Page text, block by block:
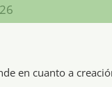
en cuanto a